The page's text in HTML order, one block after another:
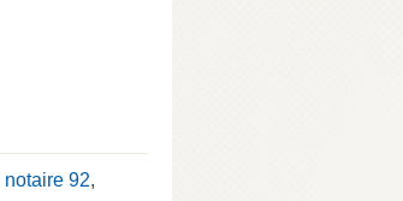
notaire 92,